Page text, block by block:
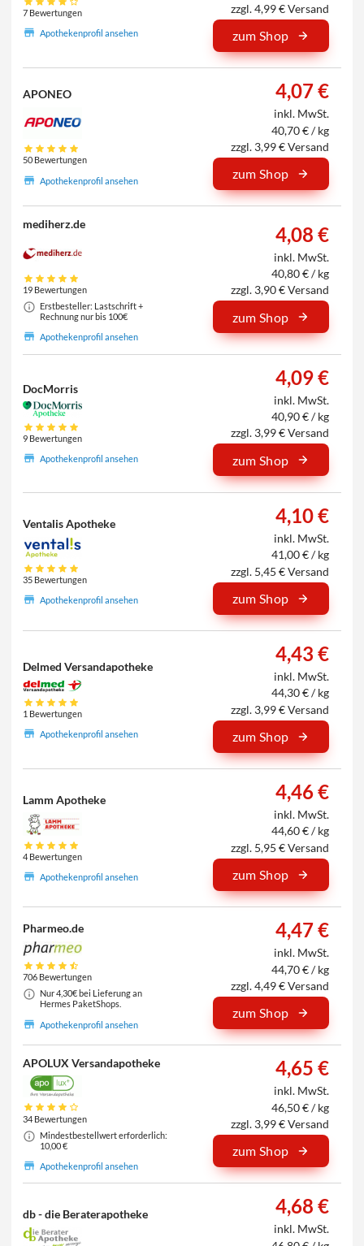
7 Bewertungen
Apothekenprofil ansehen
zzgl. 4,99 € Versand
zum Shop
APONEO
50 Bewertungen
Apothekenprofil ansehen
4,07 €
inkl. MwSt.
40,70 € / kg
zzgl. 3,99 € Versand
zum Shop
mediherz.de
19 Bewertungen
Erstbesteller: Lastschrift +
Rechnung nur bis 100€
Apothekenprofil ansehen
4,08 €
inkl. MwSt.
40,80 € / kg
zzgl. 3,90 € Versand
zum Shop
DocMorris
9 Bewertungen
Apothekenprofil ansehen
4,09 €
inkl. MwSt.
40,90 € / kg
zzgl. 3,99 € Versand
zum Shop
Ventalis Apotheke
35 Bewertungen
Apothekenprofil ansehen
4,10 €
inkl. MwSt.
41,00 € / kg
zzgl. 5,45 € Versand
zum Shop
Delmed Versandapotheke
1 Bewertungen
Apothekenprofil ansehen
4,43 €
inkl. MwSt.
44,30 € / kg
zzgl. 3,99 € Versand
zum Shop
Lamm Apotheke
4 Bewertungen
Apothekenprofil ansehen
4,46 €
inkl. MwSt.
44,60 € / kg
zzgl. 5,95 € Versand
zum Shop
Pharmeo.de
706 Bewertungen
Nur 4,30€ bei Lieferung an
Hermes PaketShops.
Apothekenprofil ansehen
4,47 €
inkl. MwSt.
44,70 € / kg
zzgl. 4,49 € Versand
zum Shop
APOLUX Versandapotheke
34 Bewertungen
Mindestbestellwert erforderlich:
10,00 €
Apothekenprofil ansehen
4,65 €
inkl. MwSt.
46,50 € / kg
zzgl. 3,99 € Versand
zum Shop
db - die Beraterapotheke 4,68 €
inkl. MwSt.